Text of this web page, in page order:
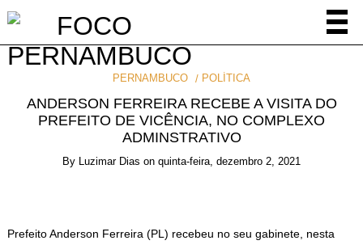
PERNAMBUCO POLÍTICA
ANDERSON FERREIRA RECEBE A VISITA DO
PREFEITO DE VICÊNCIA, NO COMPLEXO
ADMINSTRATIVO
By Luzimar Dias on quinta-feira, dezembro 2, 2021
Prefeito Anderson Ferreira (PL) recebeu no seu gabinete, nesta